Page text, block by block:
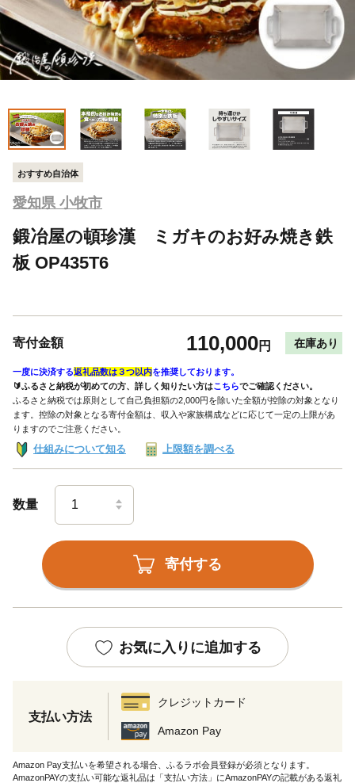
おすすめ自治体
愛知県 小牧市
鍛冶屋の頓珍漢 ミガキのお好み焼き鉄
板 OP435T6
寄付金額 110,000円 在庫あり
一度に決済する返礼品数は３つ以内を推奨しております。
🔰ふるさと納税が初めての方、詳しく知りたい方はこちらでご確認ください。
ふるさと納税では原則として自己負担額の2,000円を除いた全額が控除の対象となり
ます。控除の対象となる寄付金額は、収入や家族構成などに応じて一定の上限があ
りますのでご注意ください。
仕組みについて知る 上限額を調べる
数量
寄付する
お気に入りに追加する
支払い方法
クレジットカード
Amazon Pay
Amazon Pay支払いを希望される場合、ふるラボ会員登録が必須となります。
AmazonPAYの支払い可能な返礼品は「支払い方法」にAmazonPAYの記載がある返礼